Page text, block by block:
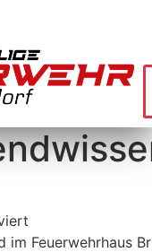
Feuerwehrhaus